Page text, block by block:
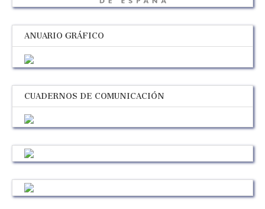
ANUARIO GRÁFICO
CUADERNOS DE COMUNICACIÓN